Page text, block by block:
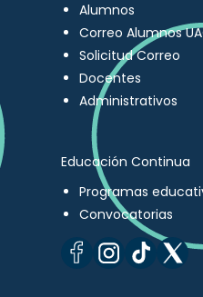
Alumnos
Correo Alumnos
Solicitud Correo
Docentes
Administrativos
Educación Continua
Programas
Convocatorias